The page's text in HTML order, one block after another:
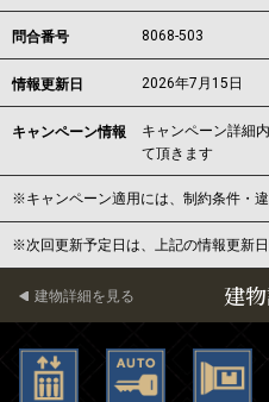
問合番号 8068-503
情報更新日 2026年7月15日
キャンペーン情報
キャンペーン詳細
て頂きます
※キャンペーン適用には、制約条件・
※次回更新予定日は、上記の情報更新
建
建物詳細を見る